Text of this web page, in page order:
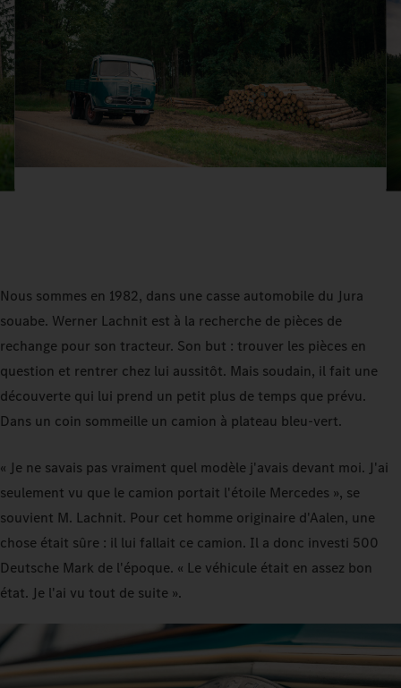
Nous sommes en 1982, dans une casse automobile du Jura
souabe. Werner Lachnit est à la recherche de pièces de
rechange pour son tracteur. Son but : trouver les pièces en
question et rentrer chez lui aussitôt. Mais soudain, il fait une
découverte qui lui prend un petit plus de temps que prévu.
Dans un coin sommeille un camion à plateau bleu-vert.
« Je ne savais pas vraiment quel modèle j'avais devant moi. J'ai
seulement vu que le camion portait l'étoile Mercedes », se
souvient M. Lachnit. Pour cet homme originaire d'Aalen, une
chose était sûre : il lui fallait ce camion. Il a donc investi 500
Deutsche Mark de l'époque. « Le véhicule était en assez bon
état. Je l'ai vu tout de suite ».